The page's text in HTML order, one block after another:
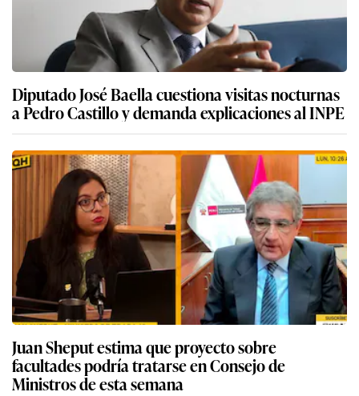
Diputado José Baella cuestiona visitas nocturnas
a Pedro Castillo y demanda explicaciones al INPE
Juan Sheput estima que proyecto sobre
facultades podría tratarse en Consejo de
Ministros de esta semana